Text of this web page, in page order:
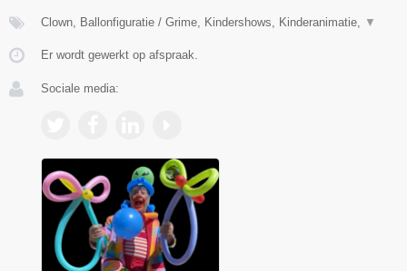
Clown, Ballonfiguratie / Grime, Kindershows, Kinderanimatie, ▼
Er wordt gewerkt op afspraak.
Sociale media: